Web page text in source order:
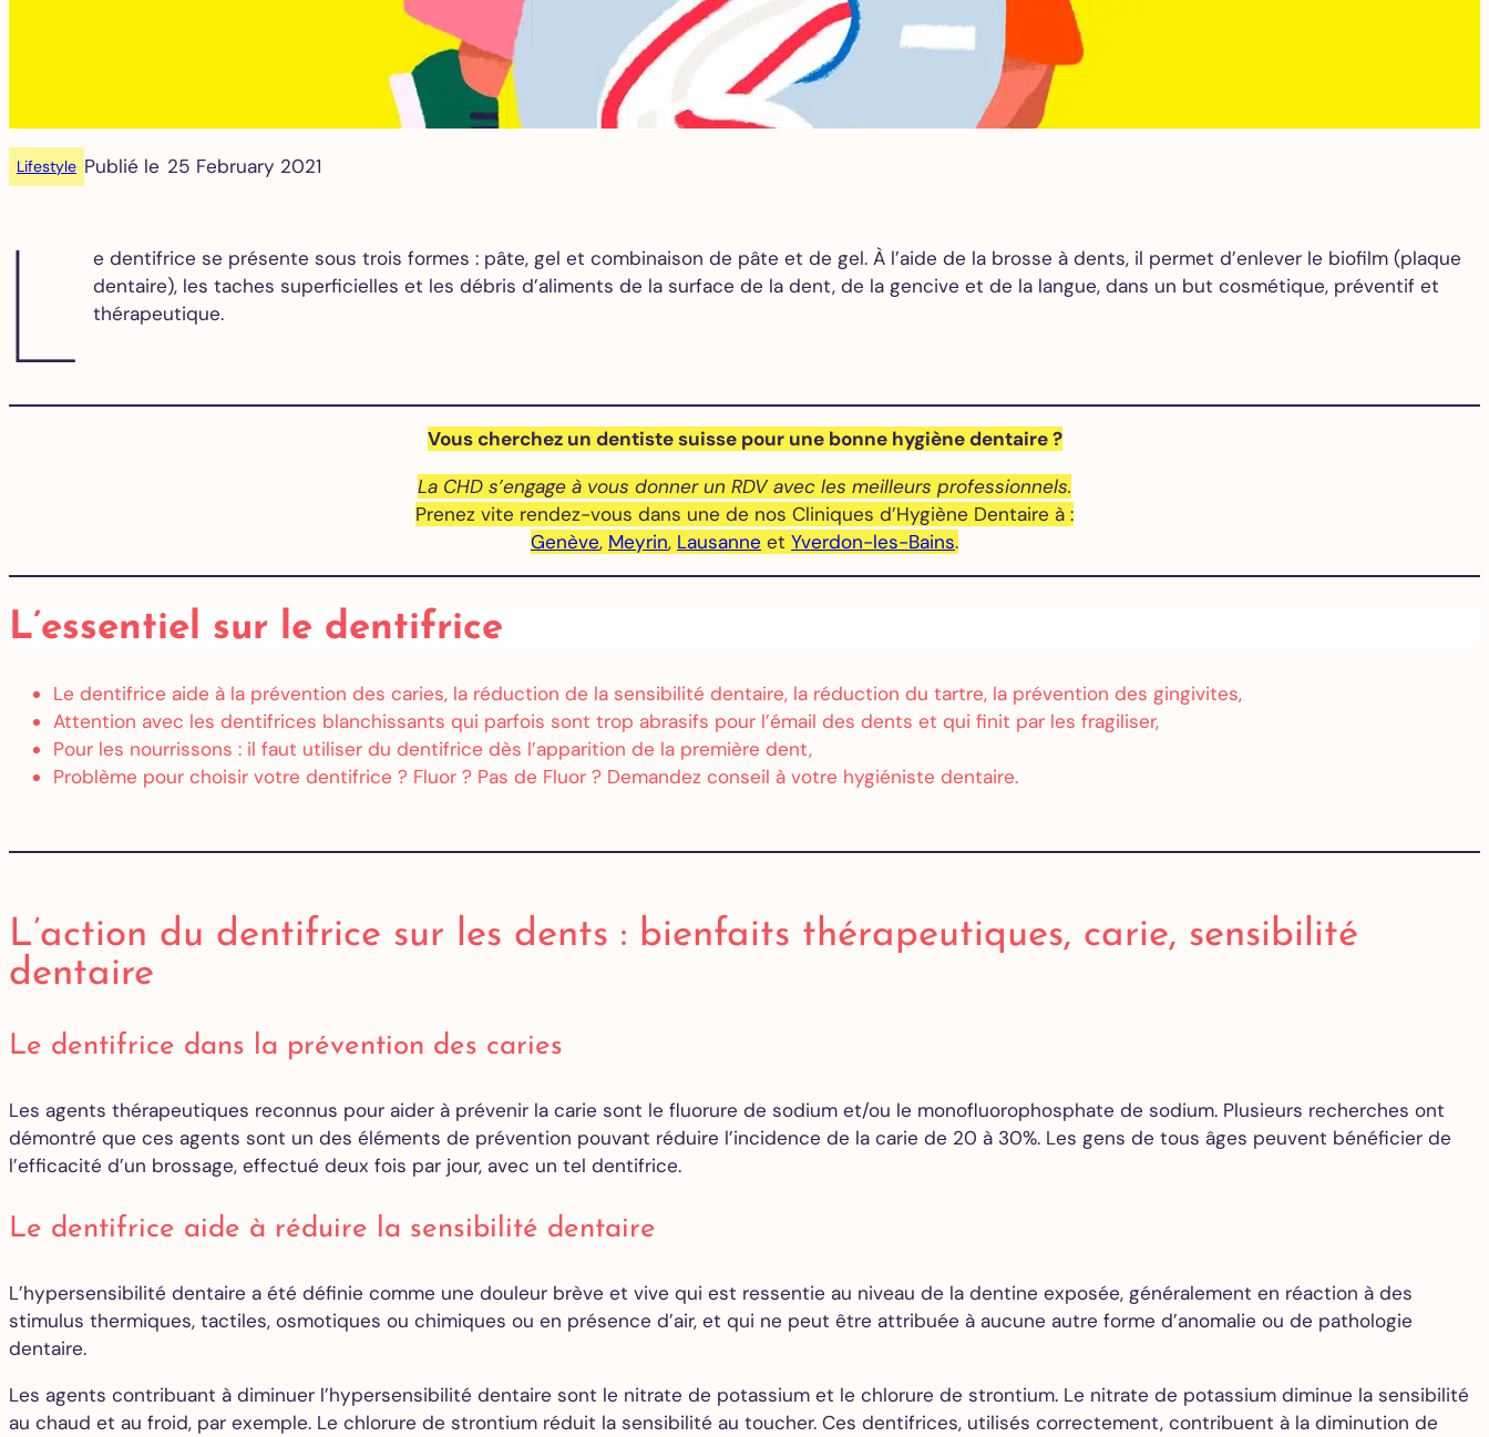
Détartrage
orthodontique
Traitement
parodontal
des caries
Couronne
Blanchiment
dentaire
Facettes
dentaires
Implants
des dents
de
All on 6
All on 8
Adultes
des dents
Invisalign
Devis
Lifestyle Publié le 25 February 2021
L
e dentifrice se présente sous trois formes : pâte, gel et combinaison de pâte et de gel. À l’aide de la brosse à dents, il permet d’enlever le biofilm (plaque
dentaire), les taches superficielles et les débris d’aliments de la surface de la dent, de la gencive et de la langue, dans un but cosmétique, préventif et
thérapeutique.
Vous cherchez un dentiste suisse pour une bonne hygiène dentaire ?
La CHD s’engage à vous donner un RDV avec les meilleurs professionnels.
Prenez vite rendez-vous dans une de nos Cliniques d’Hygiène Dentaire à :
Genève, Meyrin, Lausanne et Yverdon-les-Bains.
L’essentiel sur le dentifrice
Le dentifrice aide à la prévention des caries, la réduction de la sensibilité dentaire, la réduction du tartre, la prévention des gingivites,
Attention avec les dentifrices blanchissants qui parfois sont trop abrasifs pour l’émail des dents et qui finit par les fragiliser,
Pour les nourrissons : il faut utiliser du dentifrice dès l’apparition de la première dent,
Problème pour choisir votre dentifrice ? Fluor ? Pas de Fluor ? Demandez conseil à votre hygiéniste dentaire.
L’action du dentifrice sur les dents : bienfaits thérapeutiques, carie, sensibilité
dentaire
Le dentifrice dans la prévention des caries
Les agents thérapeutiques reconnus pour aider à prévenir la carie sont le fluorure de sodium et/ou le monofluorophosphate de sodium. Plusieurs recherches ont
démontré que ces agents sont un des éléments de prévention pouvant réduire l’incidence de la carie de 20 à 30%. Les gens de tous âges peuvent bénéficier de
l’efficacité d’un brossage, effectué deux fois par jour, avec un tel dentifrice.
Le dentifrice aide à réduire la sensibilité dentaire
L’hypersensibilité dentaire a été définie comme une douleur brève et vive qui est ressentie au niveau de la dentine exposée, généralement en réaction à des
stimulus thermiques, tactiles, osmotiques ou chimiques ou en présence d’air, et qui ne peut être attribuée à aucune autre forme d’anomalie ou de pathologie
dentaire.
Les agents contribuant à diminuer l’hypersensibilité dentaire sont le nitrate de potassium et le chlorure de strontium. Le nitrate de potassium diminue la sensibilité
au chaud et au froid, par exemple. Le chlorure de strontium réduit la sensibilité au toucher. Ces dentifrices, utilisés correctement, contribuent à la diminution de